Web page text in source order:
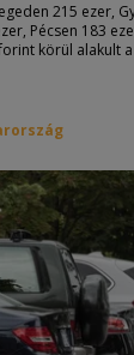
215 ezer,
Pécsen 183
körül alakult a